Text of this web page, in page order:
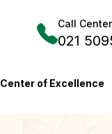
Call Center
021
Center of Excellence